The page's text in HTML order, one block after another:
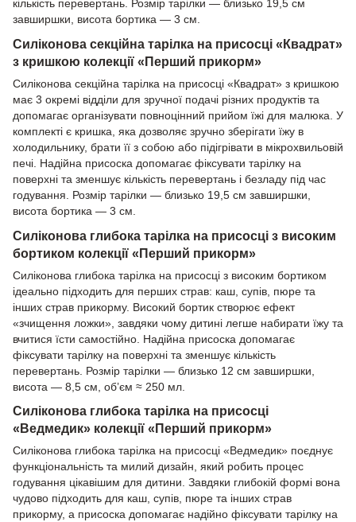
кількість перевертань. Розмір тарілки — близько 19,5 см
завширшки, висота бортика — 3 см.
Силіконова секційна тарілка на присосці «Квадрат»
з кришкою колекції «Перший прикорм»
Силіконова секційна тарілка на присосці «Квадрат» з кришкою
має 3 окремі відділи для зручної подачі різних продуктів та
допомагає організувати повноцінний прийом їжі для малюка. У
комплекті є кришка, яка дозволяє зручно зберігати їжу в
холодильнику, брати її з собою або підігрівати в мікрохвильовій
печі. Надійна присоска допомагає фіксувати тарілку на
поверхні та зменшує кількість перевертань і безладу під час
годування. Розмір тарілки — близько 19,5 см завширшки,
висота бортика — 3 см.
Силіконова глибока тарілка на присосці з високим
бортиком колекції «Перший прикорм»
Силіконова глибока тарілка на присосці з високим бортиком
ідеально підходить для перших страв: каш, супів, пюре та
інших страв прикорму. Високий бортик створює ефект
«зчищення ложки», завдяки чому дитині легше набирати їжу та
вчитися їсти самостійно. Надійна присоска допомагає
фіксувати тарілку на поверхні та зменшує кількість
перевертань. Розмір тарілки — близько 12 см завширшки,
висота — 8,5 см, об’єм ≈ 250 мл.
Силіконова глибока тарілка на присосці
«Ведмедик» колекції «Перший прикорм»
Силіконова глибока тарілка на присосці «Ведмедик» поєднує
функціональність та милий дизайн, який робить процес
годування цікавішим для дитини. Завдяки глибокій формі вона
чудово підходить для каш, супів, пюре та інших страв
прикорму, а присоска допомагає надійно фіксувати тарілку на